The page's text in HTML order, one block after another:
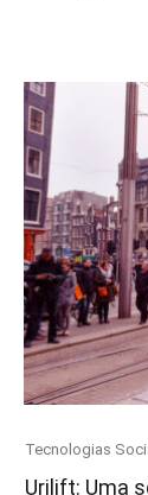
Category
Tecnologias
Urilift: Uma